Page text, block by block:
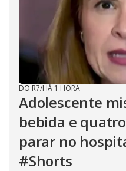
DO R7/HÁ 1 HORA
Adolescente
bebida e
parar no
#Shorts